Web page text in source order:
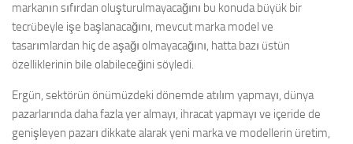
markanın sıfırdan oluşturulmayacağını bu konuda büyük bir
tecrübeyle işe başlanacağını, mevcut marka model ve
tasarımlardan hiç de aşağı olmayacağını, hatta bazı üstün
özelliklerinin bile olabileceğini söyledi.
Ergün, sektörün önümüzdeki dönemde atılım yapmayı, dünya
pazarlarında daha fazla yer almayı, ihracat yapmayı ve içeride de
genişleyen pazarı dikkate alarak yeni marka ve modellerin üretim,